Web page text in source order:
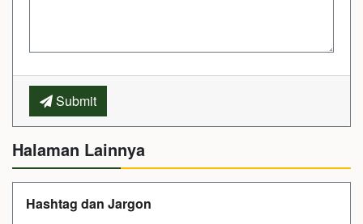
Submit
Halaman Lainnya
Hashtag dan Jargon